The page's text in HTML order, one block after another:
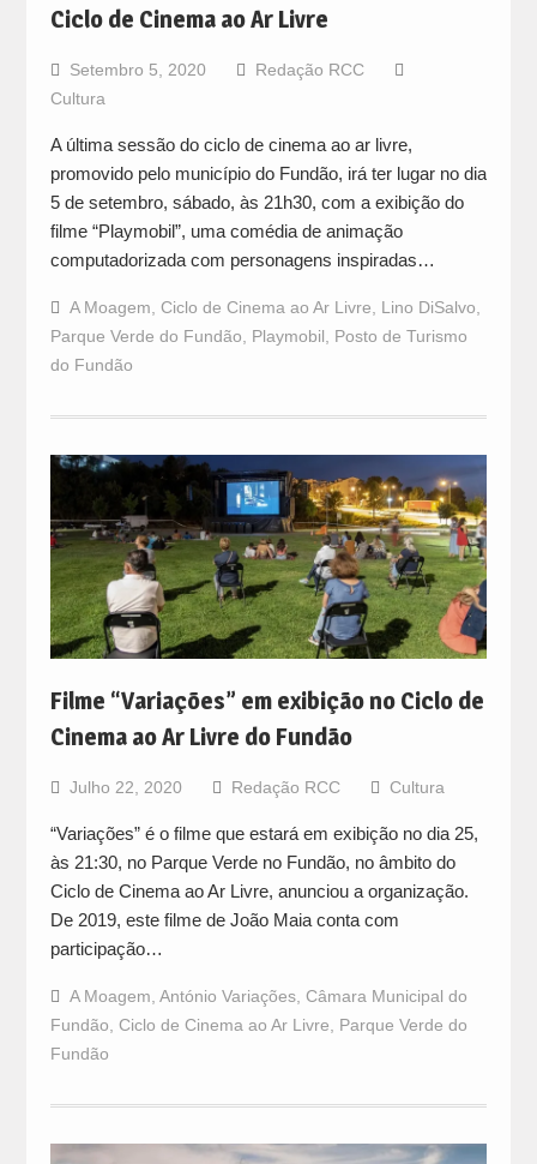
Ciclo de Cinema ao Ar Livre
Setembro 5, 2020
Redação RCC
Cultura
A última sessão do ciclo de cinema ao ar livre,
promovido pelo município do Fundão, irá ter lugar no dia
5 de setembro, sábado, às 21h30, com a exibição do
filme “Playmobil”, uma comédia de animação
computadorizada com personagens inspiradas…
A Moagem, Ciclo de Cinema ao Ar Livre, Lino DiSalvo,
Parque Verde do Fundão, Playmobil, Posto de Turismo
do Fundão
Filme “Variações” em exibição no Ciclo de
Cinema ao Ar Livre do Fundão
Julho 22, 2020 Redação RCC Cultura
“Variações” é o filme que estará em exibição no dia 25,
às 21:30, no Parque Verde no Fundão, no âmbito do
Ciclo de Cinema ao Ar Livre, anunciou a organização.
De 2019, este filme de João Maia conta com
participação…
A Moagem António Variações, Câmara Municipal do
Fundão Ciclo de Cinema ao Ar Livre
Parque Verde do
Fundão